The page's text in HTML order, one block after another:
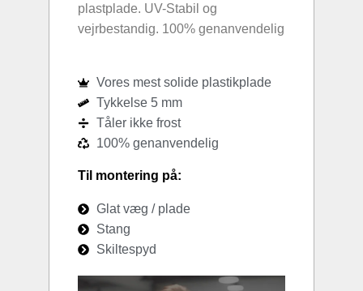
plastplade. UV-Stabil og
vejrbestandig. 100% genanvendelig
Vores mest solide plastikplade
Tykkelse 5 mm
Tåler ikke frost
100% genanvendelig
Til montering på:
Glat væg / plade
Stang
Skiltespyd